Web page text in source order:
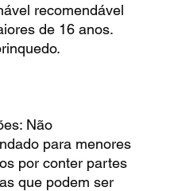
recomendável
de 16 anos.
Não
para menores
por conter partes
que podem ser